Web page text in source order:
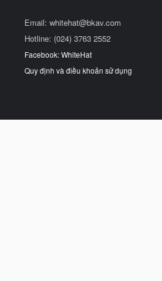
Email: whitehat@bkav.com
Hotline: (024) 3763 2552
Facebook: WhiteHat
Quy định và điều khoản sử dụng